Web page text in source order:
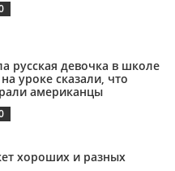
русская девочка в школе
уроке сказали, что
американцы
хороших и разных